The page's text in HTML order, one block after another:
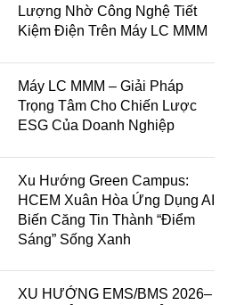
Lượng Nhờ Công Nghệ Tiết
Kiệm Điện Trên Máy LC MMM
Máy LC MMM – Giải Pháp
Trọng Tâm Cho Chiến Lược
ESG Của Doanh Nghiệp
Xu Hướng Green Campus:
HCEM Xuân Hòa Ứng Dụng AI
Biến Căng Tin Thành “Điểm
Sáng” Sống Xanh
XU HƯỚNG EMS/BMS 2026–